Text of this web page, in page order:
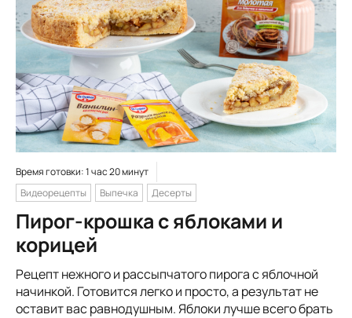
Время готовки: 1 час 20 минут
Видеорецепты
Выпечка Десерты
Пирог-крошка с яблоками и
корицей
Рецепт нежного и рассыпчатого пирога с яблочной
начинкой. Готовится легко и просто, а результат не
оставит вас равнодушным. Яблоки лучше всего брать